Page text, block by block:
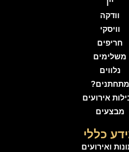
יין
וודקה
וויסקי
חריפים
משלימים
נלווים
מתחתנים?
אירועים
מבצעים
כללי
ואירועים